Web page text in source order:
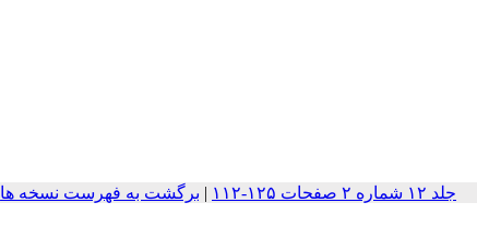
جلد ۱۲ شماره ۲ صفحات ۱۲۵-۱۱۲ | برگشت به فهرست نسخه ها